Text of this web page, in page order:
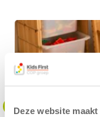
Deze website